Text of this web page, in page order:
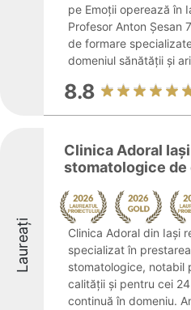
pe Emoții operează în
Profesor Anton Șesan
de formare
domeniul sănătății și
8.8
Laureați
Clinica Adoral
stomatologice de
Clinica Adoral din Iași
specializat în
stomatologice, notabil
calității și pentru cei
continuă în domeniu.